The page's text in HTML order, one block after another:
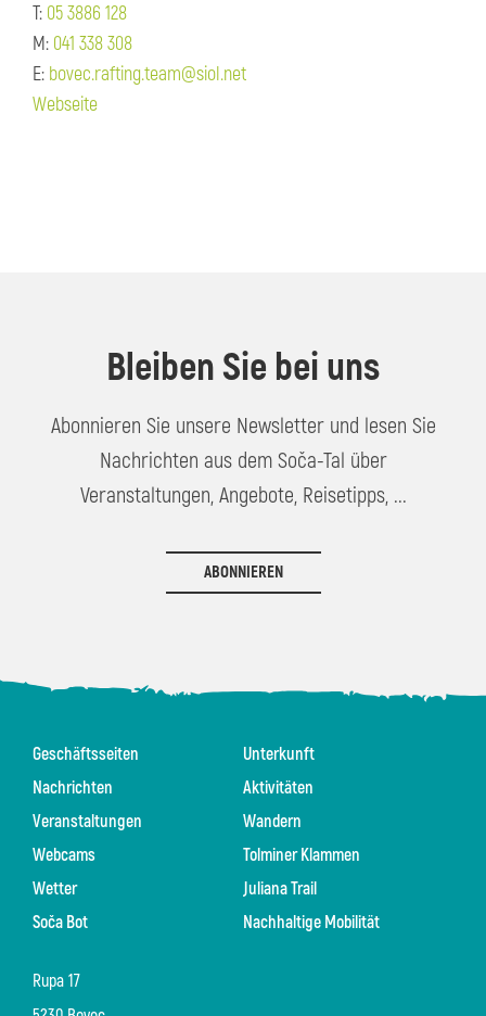
T: 05 3886 128
M: 041 338 308
E: bovec.rafting.team@siol.net
Webseite
Bleiben Sie bei uns
Abonnieren Sie unsere Newsletter und lesen Sie
Nachrichten aus dem Soča-Tal über
Veranstaltungen, Angebote, Reisetipps, ...
ABONNIEREN
Rupa 17
Geschäftsseiten
Nachrichten
Veranstaltungen
Webcams
Wetter
Soča Bot
Unterkunft
Aktivitäten
Wandern
Tolminer Klammen
Juliana Trail
Nachhaltige Mobilität